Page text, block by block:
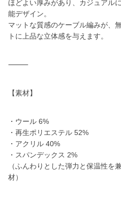
ほどよい厚みがあり、カジュアル
能デザイン。
マットな質感のケーブル編みが、
トに上品な立体感を与えます。
⸻
【素材】
・ウール 6%
・再生ポリエステル 52%
・アクリル 40%
・スパンデックス 2%
（ふんわりとした弾力と保温性を
材）